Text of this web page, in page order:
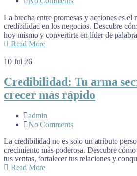
La brecha entre promesas y acciones es el
credibilidad en los negocios. Descubre
hoy mismo y convertirte en líder de
Read More
10 Jul 26
Credibilidad: Tu arma
crecer más rápido
admin
No Comments
La credibilidad no es solo un atributo
crecimiento más poderosa. Descubre
tus ventas, fortalecer tus relaciones y
Read More